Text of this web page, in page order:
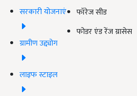
सरकारी योजनाएं
ग्रामीण उद्द्योग
लाइफ स्टाइल
फॉरेज सीड
फोडर एंड रेंज ग्रासेस